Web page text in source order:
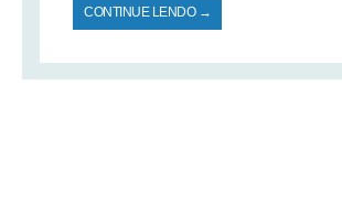
CONTINUE LENDO →